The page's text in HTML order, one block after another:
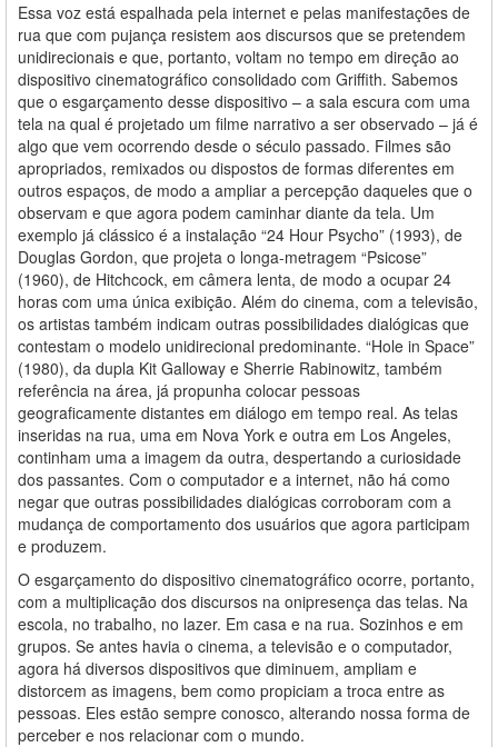
Essa voz está espalhada pela internet e pelas manifestações de
rua que com pujança resistem aos discursos que se pretendem
unidirecionais e que, portanto, voltam no tempo em direção ao
dispositivo cinematográfico consolidado com Griffith. Sabemos
que o esgarçamento desse dispositivo – a sala escura com uma
tela na qual é projetado um filme narrativo a ser observado – já é
algo que vem ocorrendo desde o século passado. Filmes são
apropriados, remixados ou dispostos de formas diferentes em
outros espaços, de modo a ampliar a percepção daqueles que o
observam e que agora podem caminhar diante da tela. Um
exemplo já clássico é a instalação “24 Hour Psycho” (1993), de
Douglas Gordon, que projeta o longa-metragem “Psicose”
(1960), de Hitchcock, em câmera lenta, de modo a ocupar 24
horas com uma única exibição. Além do cinema, com a televisão,
os artistas também indicam outras possibilidades dialógicas que
contestam o modelo unidirecional predominante. “Hole in Space”
(1980), da dupla Kit Galloway e Sherrie Rabinowitz, também
referência na área, já propunha colocar pessoas
geograficamente distantes em diálogo em tempo real. As telas
inseridas na rua, uma em Nova York e outra em Los Angeles,
continham uma a imagem da outra, despertando a curiosidade
dos passantes. Com o computador e a internet, não há como
negar que outras possibilidades dialógicas corroboram com a
mudança de comportamento dos usuários que agora participam
e produzem.
O esgarçamento do dispositivo cinematográfico ocorre, portanto,
com a multiplicação dos discursos na onipresença das telas. Na
escola, no trabalho, no lazer. Em casa e na rua. Sozinhos e em
grupos. Se antes havia o cinema, a televisão e o computador,
agora há diversos dispositivos que diminuem, ampliam e
distorcem as imagens, bem como propiciam a troca entre as
pessoas. Eles estão sempre conosco, alterando nossa forma de
perceber e nos relacionar com o mundo.